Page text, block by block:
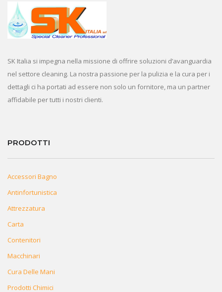
SK Italia si impegna nella missione di offrire soluzioni d’avanguardia
nel settore cleaning. La nostra passione per la pulizia e la cura per i
dettagli ci ha portati ad essere non solo un fornitore, ma un partner
affidabile per tutti i nostri clienti.
PRODOTTI
Accessori Bagno
Antinfortunistica
Attrezzatura
Carta
Contenitori
Macchinari
Cura Delle Mani
Prodotti Chimici